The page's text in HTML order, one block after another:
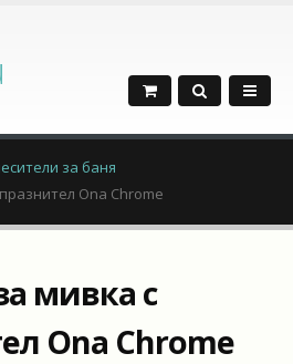
за баня
Ona Chrome
мивка с
Ona Chrome